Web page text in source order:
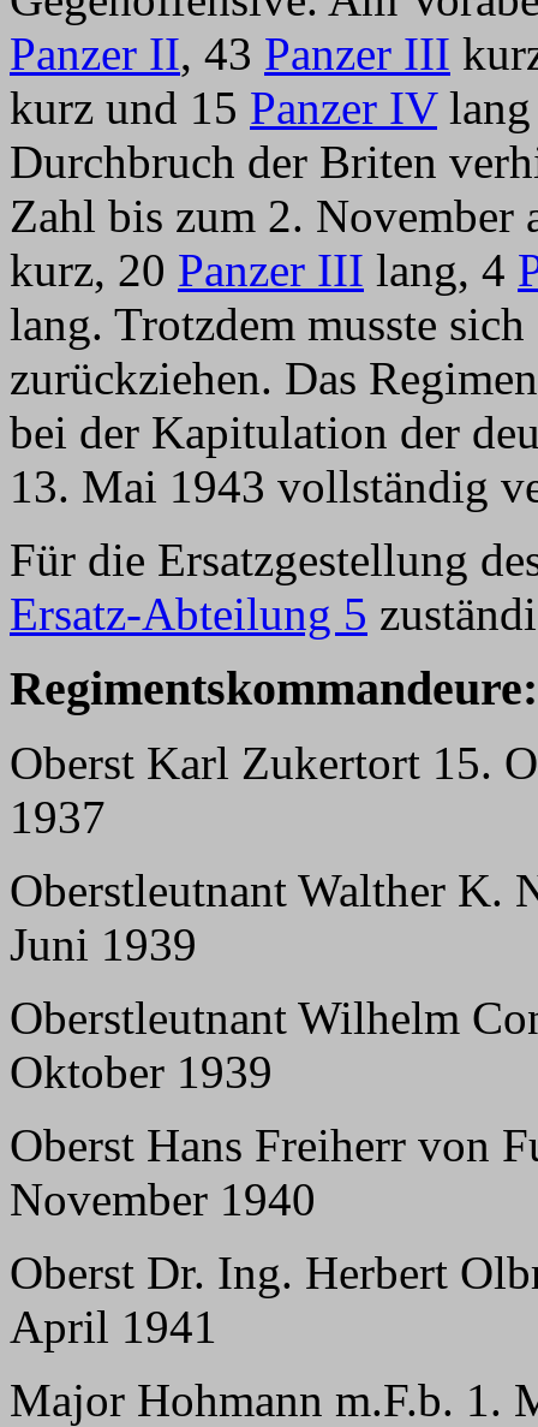
Panzer II, 43 Panzer III
kurz und 15 Panzer IVlang
Durchbruch der Briten
Zahl bis zum 2. November
kurz, 20 Panzer III lang, 4
lang. Trotzdem musste
zurückziehen. Das
bei der Kapitulation der
13. Mai 1943 vollständig
Für die Ersatzgestellung
Ersatz-Abteilung 5
Regimentskommandeure:
Oberst Karl Zukertort 15.
1937
Oberstleutnant Walther K.
Juni 1939
Oberstleutnant Wilhelm
Oktober 1939
Oberst Hans Freiherr von
November 1940
Oberst Dr. Ing. Herbert
April 1941
Major Hohmann m.F.b. 1.